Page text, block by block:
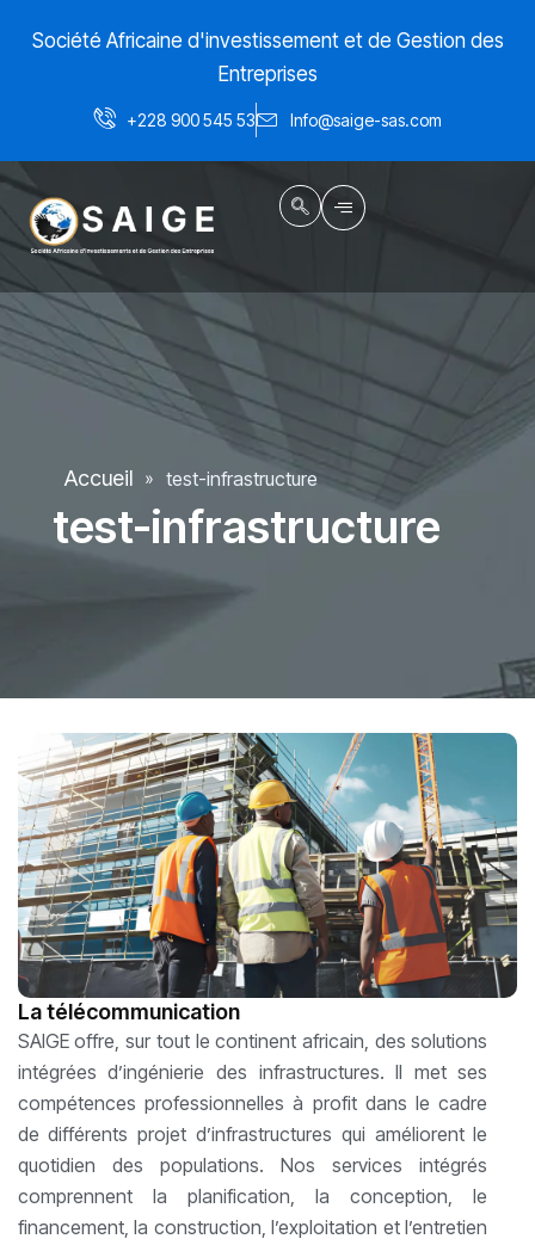
Société Africaine d'investissement et de Gestion des
Entreprises
+228 900 545 53 Info@saige-sas.com
Accueil » test-infrastructure
test-infrastructure
La télécommunication
SAIGE offre, sur tout le continent africain, des solutions
intégrées d’ingénierie des infrastructures. Il met ses
compétences professionnelles à profit dans le cadre
de différents projet d’infrastructures qui améliorent le
quotidien des populations. Nos services intégrés
comprennent la planification, la conception, le
financement, la construction, l’exploitation et l’entretien